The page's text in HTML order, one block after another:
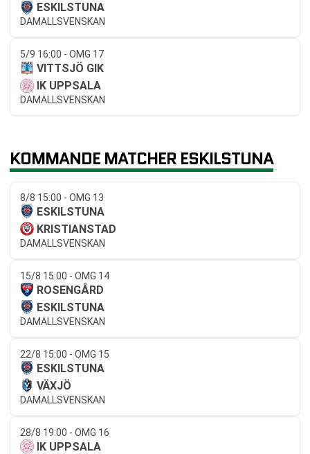
ESKILSTUNA
DAMALLSVENSKAN
5/9 16:00 - OMG 17
VITTSJÖ GIK
IK UPPSALA
DAMALLSVENSKAN
KOMMANDE MATCHER ESKILSTUNA
8/8 15:00 - OMG 13
ESKILSTUNA
KRISTIANSTAD
DAMALLSVENSKAN
15/8 15:00 - OMG 14
ROSENGÅRD
ESKILSTUNA
DAMALLSVENSKAN
22/8 15:00 - OMG 15
ESKILSTUNA
VÄXJÖ
DAMALLSVENSKAN
28/8 19:00 - OMG 16
IK UPPSALA